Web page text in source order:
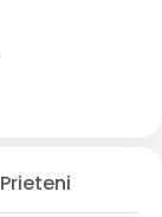
Prieteni